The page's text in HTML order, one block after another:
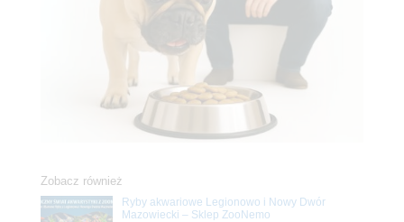
Zobacz również
Ryby akwariowe Legionowo i Nowy Dwór
Mazowiecki – Sklep ZooNemo